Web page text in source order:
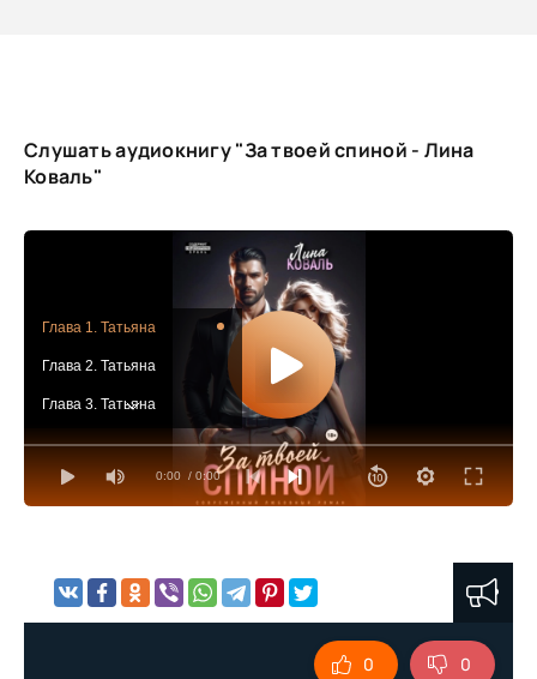
Слушать аудиокнигу "За твоей спиной - Лина
Коваль"
0:00 / 0:00
Глава 1. Татьяна
Глава 2. Татьяна
Глава 3. Татьяна
Глава 4. Татьяна
Глава 5. Татьяна
Глава 8. Татьяна
0 0